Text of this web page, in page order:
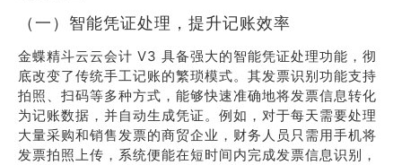
（一）智能凭证处理，提升记账效率
金蝶精斗云云会计 V3 具备强大的智能凭证处理功能，彻
底改变了传统手工记账的繁琐模式。其发票识别功能支持
拍照、扫码等多种方式，能够快速准确地将发票信息转化
为记账数据，并自动生成凭证。例如，对于每天需要处理
大量采购和销售发票的商贸企业，财务人员只需用手机将
发票拍照上传，系统便能在短时间内完成发票信息识别，